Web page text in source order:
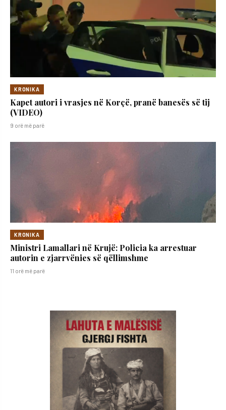
KRONIKA
Kapet autori i vrasjes në Korçë, pranë banesës së tij
(VIDEO)
9 orë më parë
KRONIKA
Ministri Lamallari në Krujë: Policia ka arrestuar
autorin e zjarrvënies së qëllimshme
11 orë më parë